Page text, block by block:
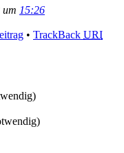
um 15:26
• TrackBack URI